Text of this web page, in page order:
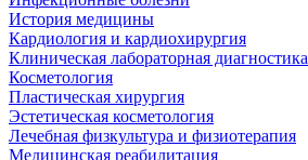
История медицины
Кардиология и кардиохирургия
Клиническая лабораторная диагностика
Косметология
Пластическая хирургия
Эстетическая косметология
Лечебная физкультура и физиотерапия
Медицинская реабилитация